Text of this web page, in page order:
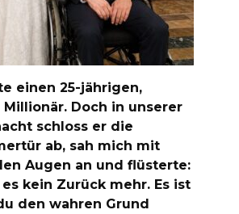
einen 25-jährigen,
Doch in unserer
schloss er die
ab, sah mich mit
Augen an und flüsterte:
kein Zurück mehr. Es ist
den wahren Grund